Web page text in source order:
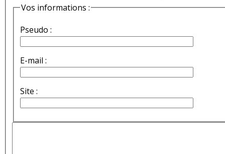
Vos informations :
Pseudo :
E-mail :
Site :